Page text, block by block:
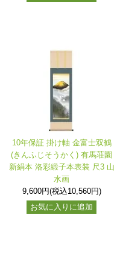
10年保証 掛け軸 金富士双鶴
(きんふじそうかく) 有馬荘園
新絹本 洛彩緞子本表装 尺3 山
水画
9,600円(税込10,560円)
お気に入りに追加